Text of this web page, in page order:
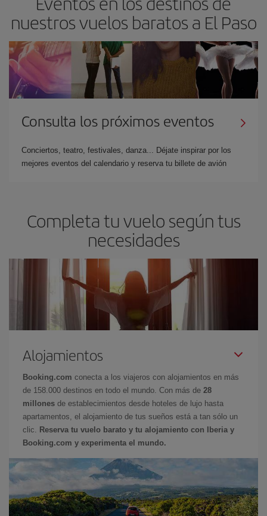
nuestros vuelos baratos a El Paso
Consulta los próximos eventos
Conciertos, teatro, festivales, danza... Déjate inspirar por los
mejores eventos del calendario y reserva tu billete de avión
Completa tu vuelo según tus
necesidades
Alojamientos
Booking.com conecta a los viajeros con alojamientos en más
de 158.000 destinos en todo el mundo. Con más de 28
millones de establecimientos desde hoteles de lujo hasta
apartamentos, el alojamiento de tus sueños está a tan sólo un
clic.
Reserva tu vuelo barato y tu alojamiento con Iberia y
Booking.com y experimenta el mundo.